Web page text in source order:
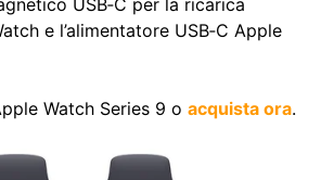
USB‑C per la ricarica
e l’alimentatore USB‑C Apple
Watch Series 9 o acquista ora.